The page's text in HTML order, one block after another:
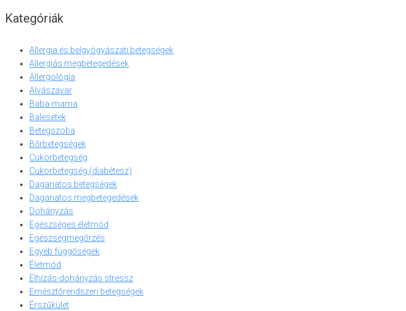
Kategóriák
Allergia és belgyógyászati betegségek
Allergiás megbetegedések
Allergológia
Alvászavar
Baba-mama
Balesetek
Betegszoba
Bőrbetegségek
Cukorbetegség
Cukorbetegség (diabétesz)
Daganatos betegségek
Daganatos megbetegedések
Dohányzás
Egészséges életmód
Egészségmegőrzés
Egyéb függőségek
Életmód
Elhízás-dohányzás stressz
Emésztőrendszeri betegségek
Érszűkület